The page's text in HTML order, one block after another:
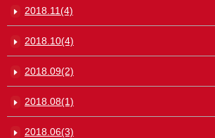
2018.11(4)
2018.10(4)
2018.09(2)
2018.08(1)
2018.06(3)